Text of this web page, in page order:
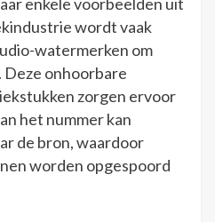
wordt vaak
watermerken om
onhoorbare
zorgen ervoor
het nummer kan
de bron, waardoor
worden opgespoord